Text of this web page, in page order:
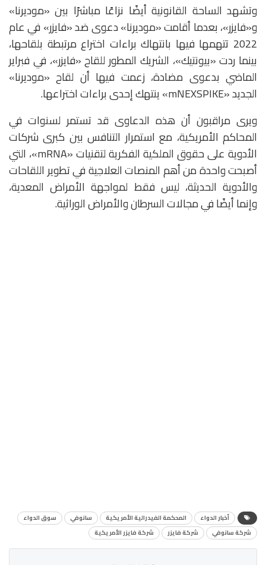
وتشهد الساحة القانونية أيضًا نزاعًا مباشرًا بين «موديرنا»
و«فايزر»، بعدما أقامت «موديرنا» دعوى ضد «فايزر» في عام
2022 تتهمها فيها بانتهاك براءات اختراع مرتبطة بلقاحها،
بينما ردت «بيونتيك»، الشريك المطور للقاح «فايزر»، في فبراير
الماضي بدعوى مضادة، زعمت فيها أن لقاح «موديرنا»
الجديد «mNEXSPIKE» ينتهك إحدى براءات اختراعها.
ويرى مراقبون أن هذه الدعاوى قد تستمر لسنوات في
المحاكم الأمريكية، مع استمرار التنافس بين كبرى شركات
الأدوية على حقوق الملكية الفكرية لتقنيات «mRNA»، التي
أصبحت واحدة من أهم المنصات العلاجية في تطوير اللقاحات
والأدوية الحديثة، ليس فقط لمواجهة الأمراض المعدية،
وإنما أيضًا في مجالات السرطان والأمراض الوراثية.
أخبار الدواء المحكمة الفيدرالية الأمريكية سانوفي
سوق الدواء
شركة سانوفي
شركة فايزر شركة فايزر الأمريكية